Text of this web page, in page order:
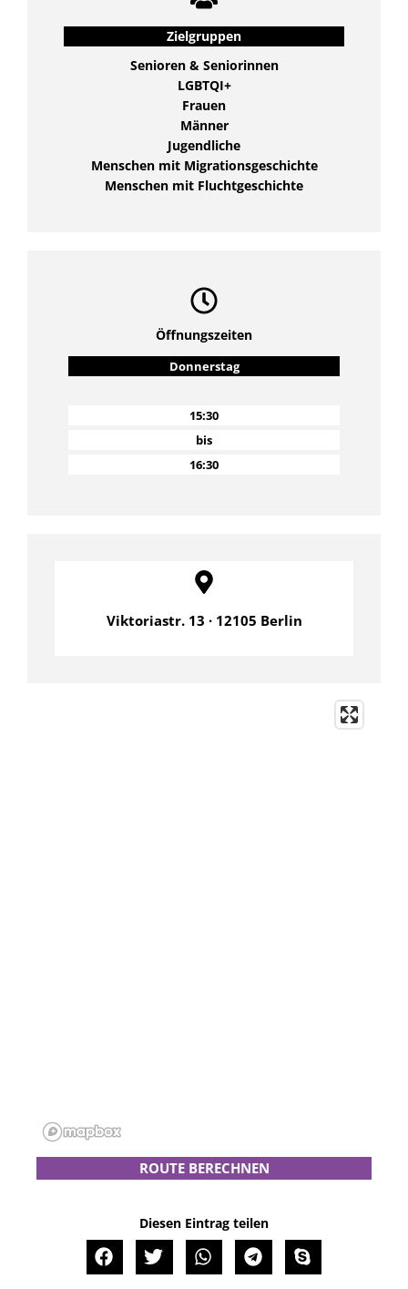
Zielgruppen
Senioren & Seniorinnen
LGBTQI+
Frauen
Männer
Jugendliche
Menschen mit Migrationsgeschichte
Menschen mit Fluchtgeschichte
Öffnungszeiten
Donnerstag
15:30
bis
16:30
Viktoriastr. 13 · 12105 Berlin
ROUTE BERECHNEN
Diesen Eintrag teilen